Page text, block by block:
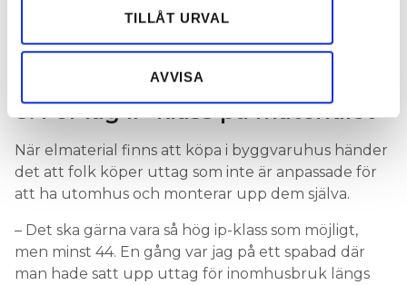
Dessa kan i sin tur kombinera informationen med annan
samlat in när du har använt deras tjänster.
TILLÅT URVAL
AVVISA
JULENS ENERGISLUKARE – SLÄCKER EFFEKTAVGIFTEN
8. För låg IP-klass på materialet
När elmaterial finns att köpa i byggvaruhus händer
det att folk köper uttag som inte är anpassade för
att ha utomhus och monterar upp dem själva.
– Det ska gärna vara så hög ip-klass som möjligt,
men minst 44. En gång var jag på ett spabad där
man hade satt upp uttag för inomhusbruk längs